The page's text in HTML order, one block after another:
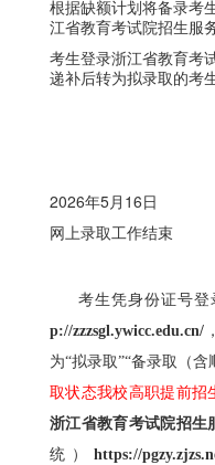
根据缺额计划将备录考
江省教育考试院招生服
考生登录浙江省教育考
递补后转为拟录取的考
2026年5月16日
网上录取工作结束
考生凭身份证号登
p://zzzsgl.ywicc.edu.cn/
为“拟录取”“备录取（含
取状态我校高职提前招
浙江省教育考试院招生
统） https://